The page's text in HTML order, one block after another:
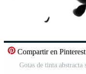
Compartir en Pinterest
Gotas de tinta